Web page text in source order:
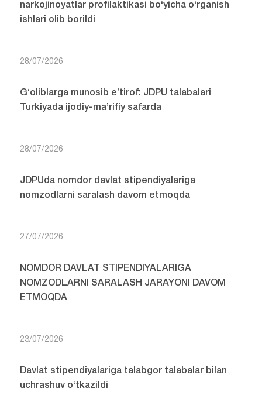
narkojinoyatlar profilaktikasi bo‘yicha o‘rganish
ishlari olib borildi
28/07/2026
G‘oliblarga munosib e’tirof: JDPU talabalari
Turkiyada ijodiy-ma’rifiy safarda
28/07/2026
JDPUda nomdor davlat stipendiyalariga
nomzodlarni saralash davom etmoqda
27/07/2026
NOMDOR DAVLAT STIPENDIYALARIGA
NOMZODLARNI SARALASH JARAYONI DAVOM
ETMOQDA
23/07/2026
Davlat stipendiyalariga talabgor talabalar bilan
uchrashuv o‘tkazildi